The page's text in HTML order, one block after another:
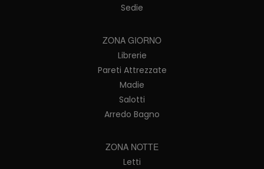
Sedie
ZONA GIORNO
Librerie
Pareti Attrezzate
Madie
Salotti
Arredo Bagno
ZONA NOTTE
Letti